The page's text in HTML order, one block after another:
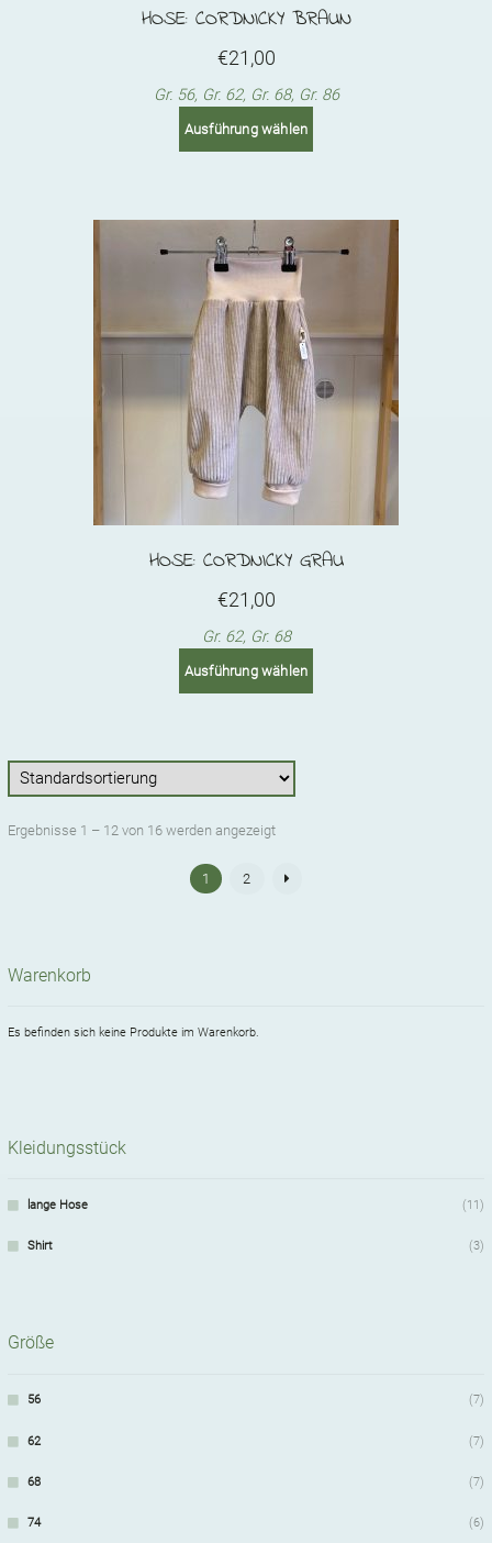
HOSE: CORDNICKY BRAUN
€21,00
Gr. 56, Gr. 62, Gr. 68, Gr. 86
Ausführung wählen
options
on
the
product
HOSE: CORDNICKY GRAU
€21,00
Gr. 62, Gr. 68
Ausführung wählen
Ergebnisse 1 – 12 von 16 werden angezeigt
1 2
Warenkorb
Es befinden sich keine Produkte im Warenkorb.
Kleidungsstück
lange Hose (11)
Shirt (3)
Größe
56 (7)
62 (7)
68 (7)
74 (6)